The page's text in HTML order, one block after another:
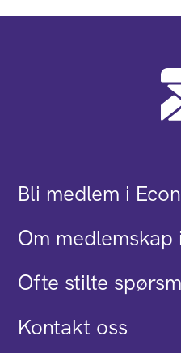
Bli medlem i
Om medlemskap
Ofte stilte
Kontakt oss